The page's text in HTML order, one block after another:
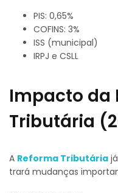
PIS: 0,65%
COFINS: 3%
ISS (municipal)
IRPJ e CSLL
Impacto da
Tributária
A Reforma Tributária
trará mudanças